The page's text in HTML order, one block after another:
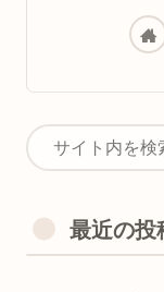
最近の投